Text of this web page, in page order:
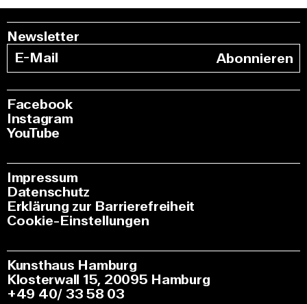
Newsletter
Abonnieren
Facebook
Instagram
YouTube
Impressum
Datenschutz
Erklärung zur Barrierefreiheit
Cookie-Einstellungen
Kunsthaus Hamburg
Klosterwall 15, 20095 Hamburg
+49 40/ 33 58 03